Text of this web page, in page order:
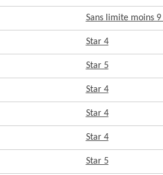
Sans limite moins 9
Star 4
Star 5
Star 4
Star 4
Star 4
Star 5